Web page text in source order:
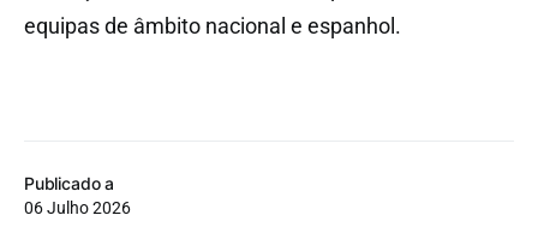
Publicado a
06 Julho 2026
equipas de âmbito nacional e espanhol.